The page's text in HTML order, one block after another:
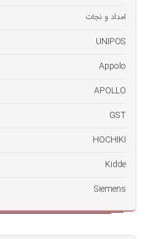
امداد و نجات
UNIPOS
Appolo
APOLLO
GST
HOCHIKI
Kidde
Siemens